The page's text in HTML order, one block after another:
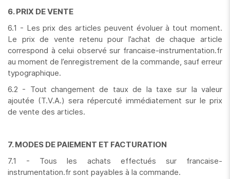
6. PRIX DE VENTE
6.1 - Les prix des articles peuvent évoluer à tout moment.
Le prix de vente retenu pour l’achat de chaque article
correspond à celui observé sur francaise-instrumentation.fr
au moment de l’enregistrement de la commande, sauf erreur
typographique.
6.2 - Tout changement de taux de la taxe sur la valeur
ajoutée (T.V.A.) sera répercuté immédiatement sur le prix
de vente des articles.
7. MODES DE PAIEMENT ET FACTURATION
7.1 - Tous les achats effectués sur francaise-
instrumentation.fr sont payables à la commande.